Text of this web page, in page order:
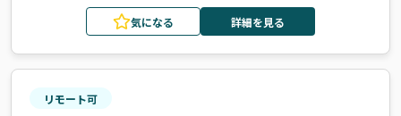
気になる 詳細を見る
リモート可